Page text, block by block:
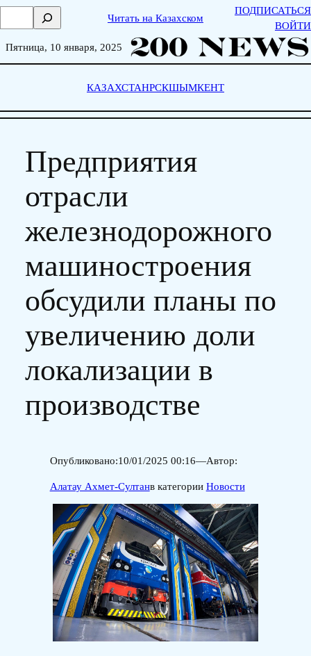
Skip
о
Читать на Казахском
ПОДПИСАТЬСЯ
ВОЙТИ
Пятница, 10 января, 2025
КАЗАХСТАНРСКШЫМКЕНТ
Предприятия
отрасли
железнодорожного
машиностроения
обсудили планы по
увеличению доли
локализации в
производстве
Опубликовано:10/01/2025 00:16—Автор:
Алатау Ахмет-Султанв категории Новости